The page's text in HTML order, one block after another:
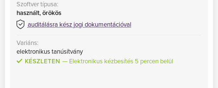
Szoftver típusa:
használt, örökös
auditálásra kész jogi dokumentációval
Variáns:
elektronikus tanúsítvány
KÉSZLETEN
Elektronikus kézbesítés 5 percen belül